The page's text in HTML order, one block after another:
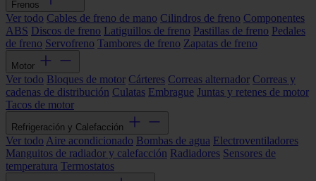
Frenos
Ver todo Cables de freno de mano Cilindros de freno Componentes
ABS Discos de freno Latiguillos de freno Pastillas de freno Pedales
de freno Servofreno Tambores de freno Zapatas de freno
Motor
Ver todo Bloques de motor Cárteres Correas alternador Correas y
cadenas de distribución Culatas Embrague Juntas y retenes de motor
Tacos de motor
Refrigeración y Calefacción
Ver todo Aire acondicionado Bombas de agua Electroventiladores
Manguitos de radiador y calefacción Radiadores Sensores de
temperatura Termostatos